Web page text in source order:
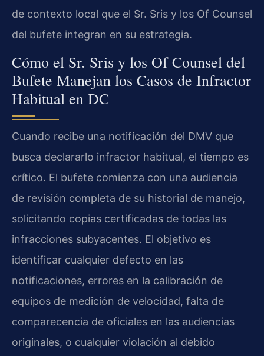
de contexto local que el Sr. Sris y los Of Counsel
del bufete integran en su estrategia.
Cómo el Sr. Sris y los Of Counsel del
Bufete Manejan los Casos de Infractor
Habitual en DC
Cuando recibe una notificación del DMV que
busca declararlo infractor habitual, el tiempo es
crítico. El bufete comienza con una audiencia
de revisión completa de su historial de manejo,
solicitando copias certificadas de todas las
infracciones subyacentes. El objetivo es
identificar cualquier defecto en las
notificaciones, errores en la calibración de
equipos de medición de velocidad, falta de
comparecencia de oficiales en las audiencias
originales, o cualquier violación al debido